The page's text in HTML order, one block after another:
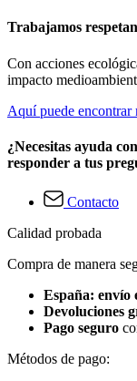
Trabajamos
Con acciones
impacto
Aquí puede encontrar
¿Necesitas ayuda
responder a tus
Contacto
Calidad probada
Compra de manera
España: envío
Devoluciones
Pago seguro
Métodos de pago: